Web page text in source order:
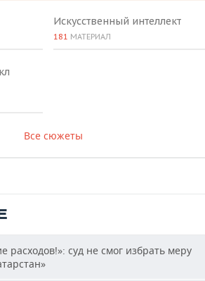
Искусственный интеллект
181 МАТЕРИАЛ
Все сюжеты
расходов!»: суд не смог избрать меру